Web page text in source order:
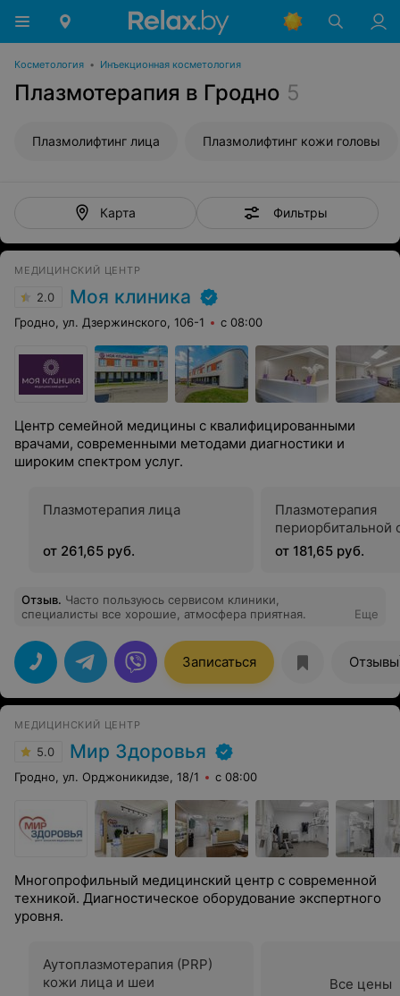
Косметология • Инъекционная косметология
Плазмотерапия в Гродно 5
Плазмолифтинг лица Плазмолифтинг кожи головы
Карта Фильтры
МЕДИЦИНСКИЙ ЦЕНТР
2.0 Моя клиника
Гродно, ул. Дзержинского, 106-1 с 08:00
Центр семейной медицины с квалифицированными
врачами, современными методами диагностики и
широким спектром услуг.
Плазмотерапия лица
от 261,65 руб.
Плазмотерапия
периорбитальной
от 181,65 руб.
Отзыв. Часто пользуюсь сервисом клиники,
специалисты все хорошие, атмосфера приятная.
Еще
Записаться Отзывы
МЕДИЦИНСКИЙ ЦЕНТР
5.0 Мир Здоровья
Гродно, ул. Орджоникидзе, 18/1 с 08:00
Многопрофильный медицинский центр с современной
техникой. Диагностическое оборудование экспертного
уровня.
Аутоплазмотерапия (PRP)
кожи лица и шеи
Все цены